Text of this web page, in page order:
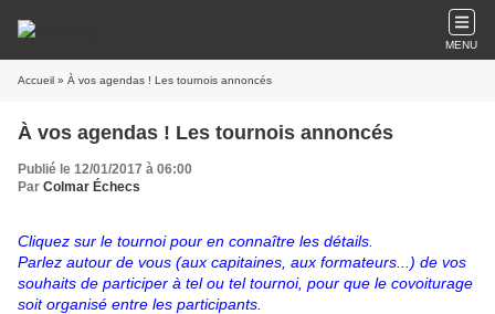
MENU
Accueil » À vos agendas ! Les tournois annoncés
À vos agendas ! Les tournois annoncés
Publié le 12/01/2017 à 06:00
Par Colmar Échecs
Cliquez sur le tournoi pour en connaître les détails.
Parlez autour de vous (aux capitaines, aux formateurs...) de vos
souhaits de participer à tel ou tel tournoi, pour que le covoiturage
soit organisé entre les participants.